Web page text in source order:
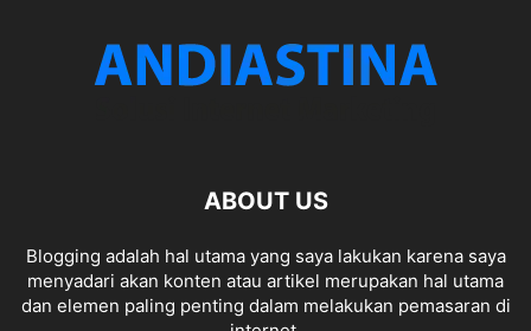
ABOUT US
Blogging adalah hal utama yang saya lakukan karena saya
menyadari akan konten atau artikel merupakan hal utama
dan elemen paling penting dalam melakukan pemasaran di